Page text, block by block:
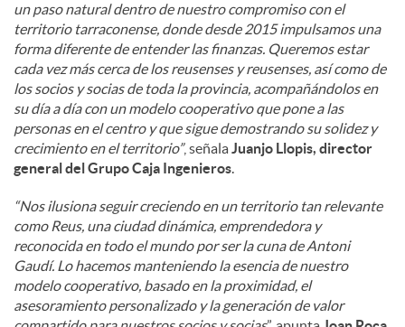
un paso natural dentro de nuestro compromiso con el
territorio tarraconense, donde desde 2015 impulsamos una
forma diferente de entender las finanzas. Queremos estar
cada vez más cerca de los reusenses y reusenses, así como de
los socios y socias de toda la provincia, acompañándolos en
su día a día con un modelo cooperativo que pone a las
personas en el centro y que sigue demostrando su solidez y
crecimiento en el territorio”, señalaJuanjo Llopis, director
general del Grupo Caja Ingenieros.
“Nos ilusiona seguir creciendo en un territorio tan relevante
como Reus, una ciudad dinámica, emprendedora y
reconocida en todo el mundo por ser la cuna de Antoni
Gaudí. Lo hacemos manteniendo la esencia de nuestro
modelo cooperativo, basado en la proximidad, el
asesoramiento personalizado y la generación de valor